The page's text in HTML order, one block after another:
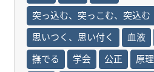
突っ込む、突っこむ、突込む
思いつく、思い付く
血液
撫でる
学会 公正 原理